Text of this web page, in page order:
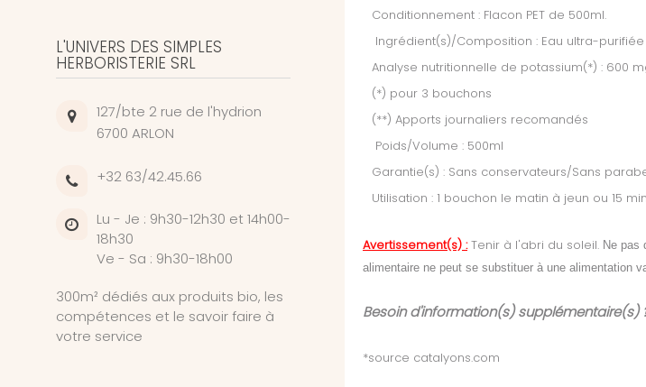
Conditionnement : Flacon PET de 500ml.
Ingrédient(s)/Composition : Eau ultra-
Analyse nutritionnelle de potassium(*) : 600
(*) pour 3 bouchons
(**) Apports journaliers recomandés
Poids/Volume : 500ml
Garantie(s) : Sans conservateurs/Sans
Utilisation : 1 bouchon le matin à jeun ou 15
Avertissement(s) : Tenir à l'abri du soleil. Ne pas
alimentaire ne peut se substituer à une alimentation
Besoin d'information(s) supplémentaire(s)
*source catalyons.com
L'UNIVERS DES SIMPLES
HERBORISTERIE SRL
127/bte 2 rue de l'hydrion
6700 ARLON
+32 63/42.45.66
Lu - Je : 9h30-12h30 et 14h00-
18h30
Ve - Sa : 9h30-18h00
300m² dédiés aux produits bio, les
compétences et le savoir faire à
votre service